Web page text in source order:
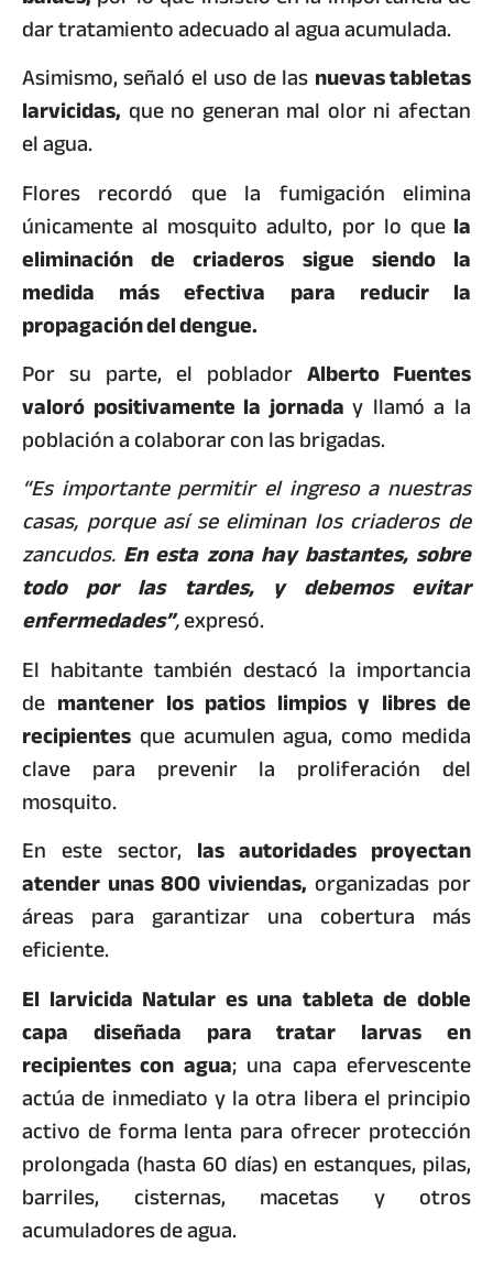
dar tratamiento adecuado al agua acumulada.
Asimismo, señaló el uso de lasnuevas tabletas
larvicidas, que no generan mal olor ni afectan
el agua.
Flores recordó que la fumigación elimina
únicamente al mosquito adulto, por lo quela
eliminación de criaderos sigue siendo la
medida más efectiva para reducir la
propagación del dengue.
Por su parte, el poblador Alberto Fuentes
valoró positivamente la jornaday llamó a la
población a colaborar con las brigadas.
“Es importante permitir el ingreso a nuestras
casas, porque así se eliminan los criaderos de
zancudos. En esta zona hay bastantes, sobre
todo por las tardes, y debemos evitar
enfermedades”,expresó.
El habitante también destacó la importancia
de mantener los patios limpios y libres de
recipientes que acumulen agua, como medida
clave para prevenir la proliferación del
mosquito.
En este sector, las autoridades proyectan
atender unas 800 viviendas, organizadas por
áreas para garantizar una cobertura más
eficiente.
El larvicida Natular es una tableta de doble
capa diseñada para tratar larvas en
recipientes con agua; una capa efervescente
actúa de inmediato y la otra libera el principio
activo de forma lenta para ofrecer protección
prolongada (hasta 60 días) en estanques, pilas,
barriles, cisternas, macetas y otros
acumuladores de agua.